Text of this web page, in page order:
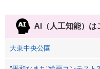
AI（人工知能）は
大東中央公園